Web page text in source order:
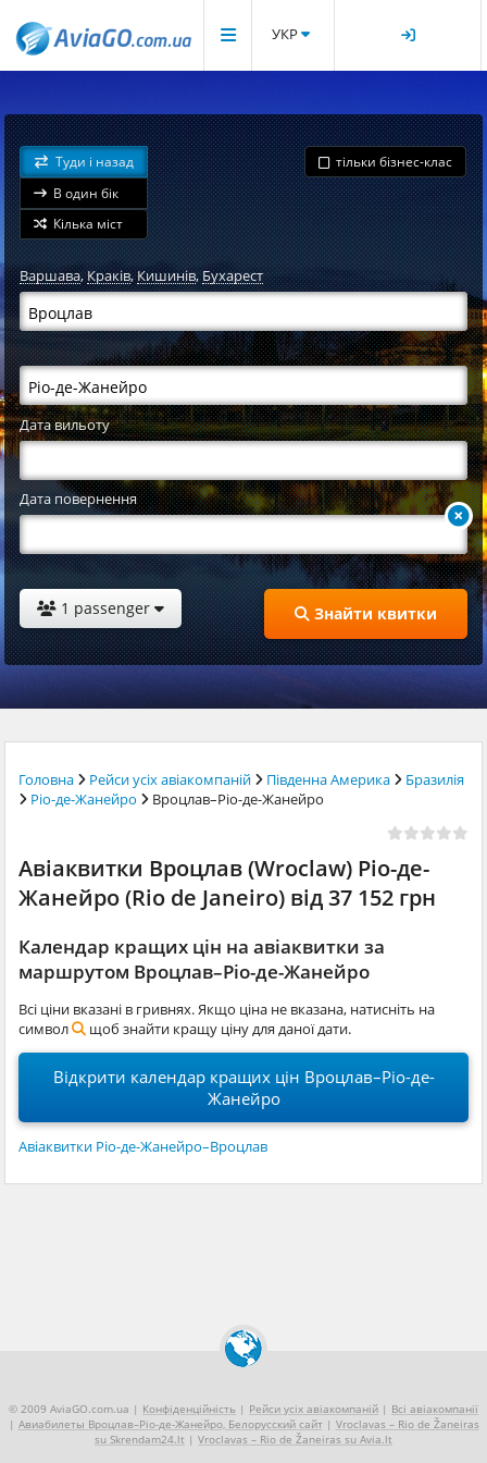
УКР
Туди і назад
В один бік
Кілька міст
тільки бізнес-клас
Варшава,Краків,Кишинів,Бухарест
Дата вильоту
Дата повернення
1 passenger Знайти квитки
Головна Рейси усіх авіакомпаній Південна Америка
Бразилія
Ріо-де-Жанейро
Вроцлав–Ріо-де-Жанейро
Авіаквитки Вроцлав (Wroclaw) Ріо-де-
Жанейро (Rio de Janeiro) від 37 152 грн
Календар кращих цін на авіаквитки за
маршрутом Вроцлав–Ріо-де-Жанейро
Всі ціни вказані в гривнях. Якщо ціна не вказана, натисніть на
символ
щоб знайти кращу ціну для даної дати.
Відкрити календар кращих цін Вроцлав–Ріо-де-
Жанейро
Авіаквитки Ріо-де-Жанейро–Вроцлав
© 2009 AviaGO.com.ua | Конфіденційність | Рейси усіх авіакомпаній | Всі авіакомпанії
| Авиабилеты Вроцлав–Ріо-де-Жанейро, Белорусский сайт| Vroclavas – Rio de Žaneiras
su Skrendam24.lt | Vroclavas – Rio de Žaneiras su Avia.lt